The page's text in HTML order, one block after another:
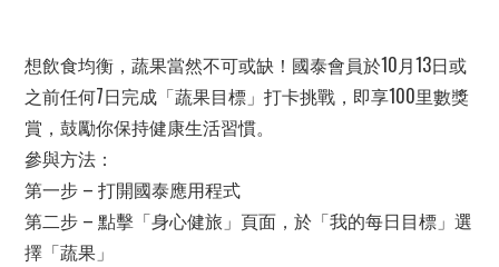
想飲食均衡，蔬果當然不可或缺！國泰會員於10月13日或
之前任何7日完成「蔬果目標」打卡挑戰，即享100里數獎
賞，鼓勵你保持健康生活習慣。
參與方法：
第一步 – 打開國泰應用程式
第二步 – 點擊「身心健旅」頁面，於「我的每日目標」選
擇「蔬果」